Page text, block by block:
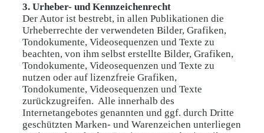
3. Urheber- und Kennzeichenrecht
Der Autor ist bestrebt, in allen Publikationen die
Urheberrechte der verwendeten Bilder, Grafiken,
Tondokumente, Videosequenzen und Texte zu
beachten, von ihm selbst erstellte Bilder, Grafiken,
Tondokumente, Videosequenzen und Texte zu
nutzen oder auf lizenzfreie Grafiken,
Tondokumente, Videosequenzen und Texte
zurückzugreifen. Alle innerhalb des
Internetangebotes genannten und ggf. durch Dritte
geschützten Marken- und Warenzeichen unterliegen